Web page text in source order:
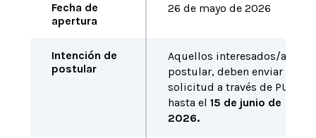
Fecha de
apertura
26 de mayo de 2026
Intención de
postular
Aquellos interesados/as en
postular, deben enviar la
solicitud a través de PURE
hasta el 15 de junio de
2026.